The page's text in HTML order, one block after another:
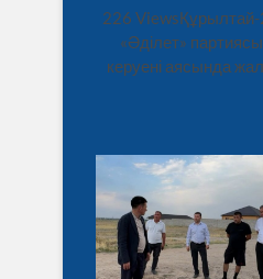
226 ViewsҚұрылтай-
«Әділет»
керуені аясында